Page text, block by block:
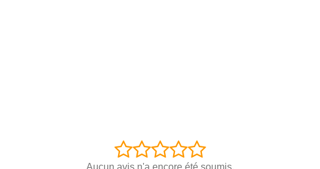
Aucun avis n'a encore été soumis.